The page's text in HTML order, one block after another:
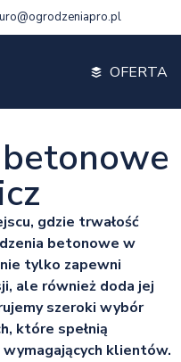
OFERTA
betonowe
gdzie trwałość
betonowe w
tylko zapewni
ale również doda jej
szeroki wybór
które spełnią
klientów.